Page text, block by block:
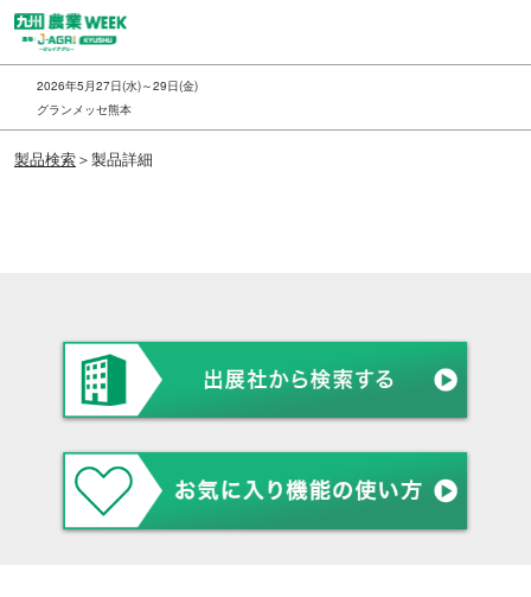
ス
キ
ッ
し
て
2026年5月27日(水)～29日(金)
グランメッセ熊本
製品検索＞製品詳細